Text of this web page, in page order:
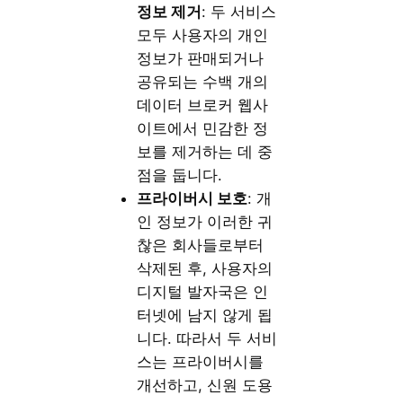
정보제거: 두 서비스
모두 사용자의 개인
정보가 판매되거나
공유되는 수백 개의
데이터 브로커 웹사
이트에서 민감한 정
보를 제거하는 데 중
점을 둡니다.
프라이버시 보호: 개
인 정보가 이러한 귀
찮은 회사들로부터
삭제된 후, 사용자의
디지털 발자국은 인
터넷에 남지 않게 됩
니다. 따라서 두 서비
스는 프라이버시를
개선하고, 신원 도용